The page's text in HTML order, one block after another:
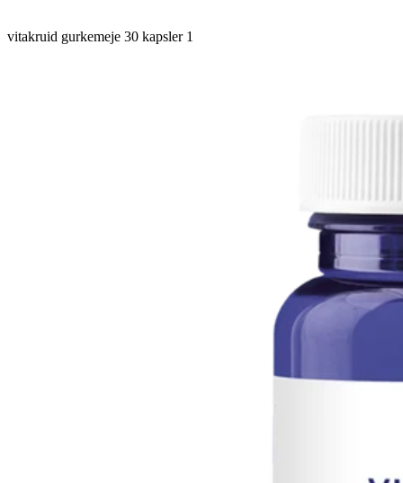
vitakruid gurkemeje 30 kapsler 1